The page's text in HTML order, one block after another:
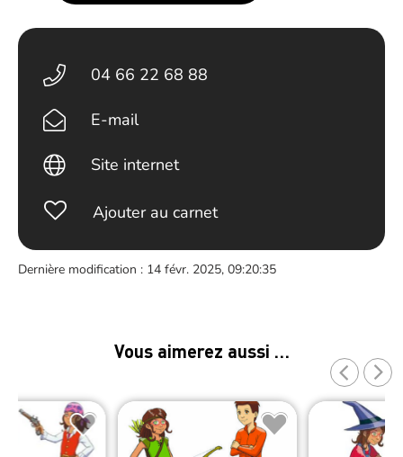
04 66 22 68 88
E-mail
Site internet
Ajouter au carnet
Dernière modification : 14 févr. 2025, 09:20:35
Vous aimerez aussi …